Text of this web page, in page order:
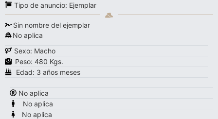
Tipo de anuncio: Ejemplar
Sin nombre del ejemplar
No aplica
Sexo: Macho
Peso: 480 Kgs.
Edad: 3 años meses
No aplica
No aplica
No aplica